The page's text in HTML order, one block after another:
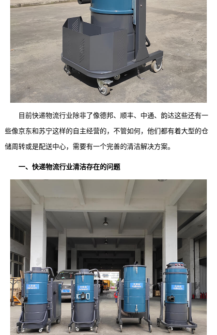
目前快递物流行业除非了像德邦、顺丰、中通、韵达这些还有一
些像京东和苏宁这样的自主经营的，不管如何，他们都有着大型的仓
储周转或是配送中心，需要有一个完善的清洁解决方案。
一、快递物流行业清洁存在的问题